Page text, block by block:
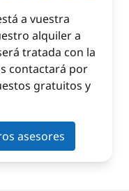
a vuestra
alquiler a
tratada con la
contactará por
gratuitos y
asesores